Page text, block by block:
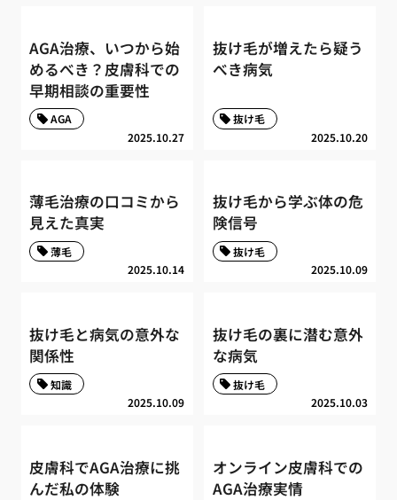
AGA治療、いつから始
めるべき？皮膚科での
早期相談の重要性
2025.10.27
AGA
抜け毛が増えたら疑う
べき病気
2025.10.20
抜け毛
薄毛治療の口コミから
見えた真実
2025.10.14
薄毛
抜け毛から学ぶ体の危
険信号
2025.10.09
抜け毛
抜け毛と病気の意外な
関係性
2025.10.09
知識
抜け毛の裏に潜む意外
な病気
2025.10.03
抜け毛
皮膚科でAGA治療に挑
んだ私の体験
オンライン皮膚科での
AGA治療実情